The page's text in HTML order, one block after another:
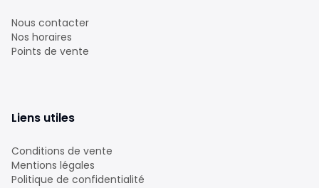
Nous contacter
Nos horaires
Points de vente
Liens utiles
Conditions de vente
Mentions légales
Politique de confidentialité